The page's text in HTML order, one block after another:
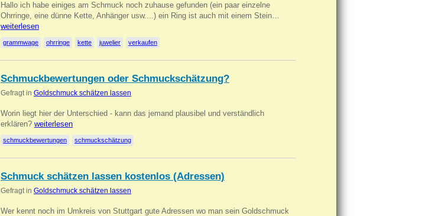
Hallo ich habe einiges am Schmuck noch zuhause gefunden (ein paar einzelne
Ohrringe, eine dünne Kette, Anhänger usw....) ein Ring ist auch mit einem Stein…
weiterlesen
grammwage ohrringe kette juwelier verkaufen
Schmuckbewertungen oder Schmuckschätzung?
Gefragt in Goldschmuck schätzen lassen
Worin liegt hier der Unterschied - kann das jemand plausibel und verständlich
erklären? weiterlesen
schmuckbewertungen schmuckschätzung
Schmuck schätzen lassen kostenlos (Adressen)
Gefragt in Goldschmuck schätzen lassen
Wer kennt noch im Umkreis von Stuttgart gute Adressen wo man sein Goldschmuck